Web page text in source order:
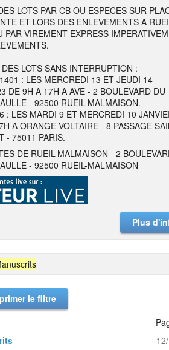
LOTS PAR CB OU ESPECES SUR
ET LORS DES ENLEVEMENTS A
PAR VIREMENT EXPRESS
LOTS SANS INTERRUPTION :
: LES MERCREDI 13 ET JEUDI 14
DE 9H A 17H A AVE - 2 BOULEVARD DU
- 92500 RUEIL-MALMAISON.
: LES MARDI 9 ET MERCREDI 10
A ORANGE VOLTAIRE - 8 PASSAGE
- 75011 PARIS.
DE RUEIL-MALMAISON - 2
- 92500 RUEIL-MALMAISON
Plus
le filtre